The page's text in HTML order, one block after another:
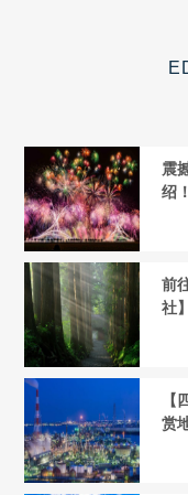
震
绍！
前
社
赏